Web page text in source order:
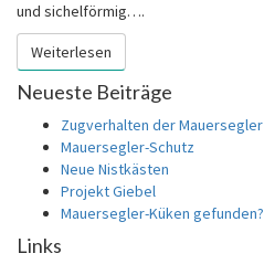
und sichelförmig….
Weiterlesen
Neueste Beiträge
Zugverhalten der Mauersegler
Mauersegler-Schutz
Neue Nistkästen
Projekt Giebel
Mauersegler-Küken gefunden?
Links